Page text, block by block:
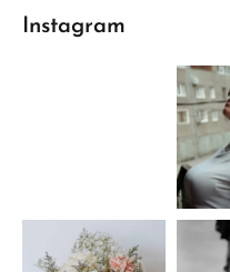
Instagram